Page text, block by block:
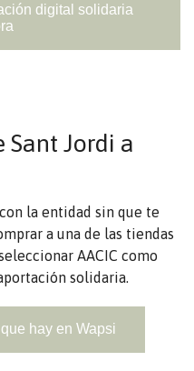
digital solidaria
Sant Jordi a
la entidad sin que te
a una de las tiendas
AACIC como
solidaria.
hay en Wapsi